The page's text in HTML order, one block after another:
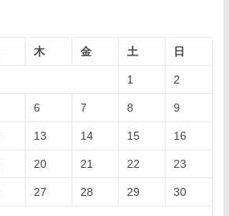
木 金 土 日
1 2
6 7 8 9
13 14 15 16
20 21 22 23
27 28 29 30